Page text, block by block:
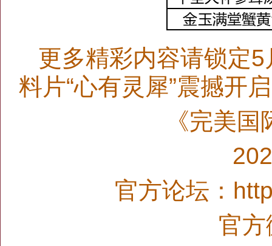
更多精彩内容请锁定
料片“心有灵犀”震撼开
《完美
官方论坛：
官